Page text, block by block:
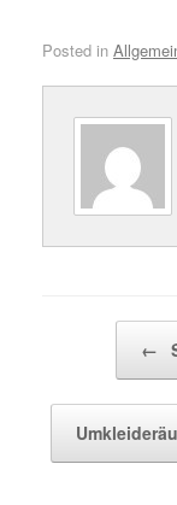
Posted in
←